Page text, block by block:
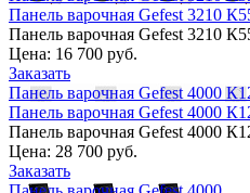
Панель варочная Gefest 3210
Панель варочная Gefest 3210
Цена: 16 700 руб.
Заказать
Панель варочная Gefest 4000
Панель варочная Gefest 4000
Панель варочная Gefest 4000
Цена: 28 700 руб.
Заказать